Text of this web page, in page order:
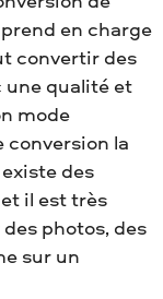
en charge
convertir des
une qualité et
mode
conversion la
des
il est très
photos, des
sur un